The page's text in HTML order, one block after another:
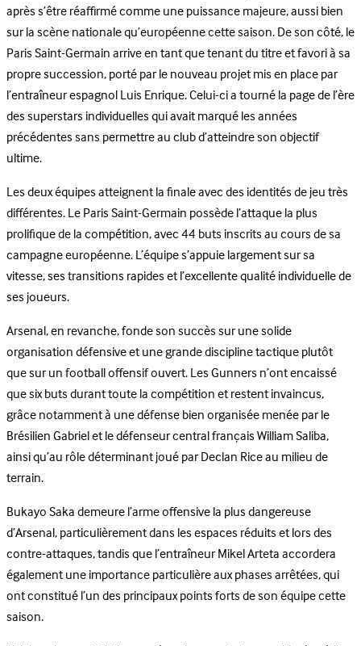
après s’être réaffirmé comme une puissance majeure, aussi bien
sur la scène nationale qu’européenne cette saison. De son côté, le
Paris Saint-Germain arrive en tant que tenant du titre et favori à sa
propre succession, porté par le nouveau projet mis en place par
l’entraîneur espagnol Luis Enrique. Celui-ci a tourné la page de l’ère
des superstars individuelles qui avait marqué les années
précédentes sans permettre au club d’atteindre son objectif
ultime.
Les deux équipes atteignent la finale avec des identités de jeu très
différentes. Le Paris Saint-Germain possède l’attaque la plus
prolifique de la compétition, avec 44 buts inscrits au cours de sa
campagne européenne. L’équipe s’appuie largement sur sa
vitesse, ses transitions rapides et l’excellente qualité individuelle de
ses joueurs.
Arsenal, en revanche, fonde son succès sur une solide
organisation défensive et une grande discipline tactique plutôt
que sur un football offensif ouvert. Les Gunners n’ont encaissé
que six buts durant toute la compétition et restent invaincus,
grâce notamment à une défense bien organisée menée par le
Brésilien Gabriel et le défenseur central français William Saliba,
ainsi qu’au rôle déterminant joué par Declan Rice au milieu de
terrain.
Bukayo Saka demeure l’arme offensive la plus dangereuse
d’Arsenal, particulièrement dans les espaces réduits et lors des
contre-attaques, tandis que l’entraîneur Mikel Arteta accordera
également une importance particulière aux phases arrêtées, qui
ont constitué l’un des principaux points forts de son équipe cette
saison.